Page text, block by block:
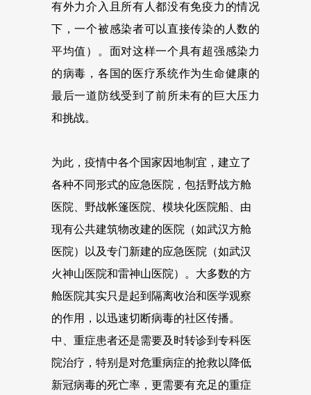
有外力介入且所有人都没有免疫力的情况
下，一个被感染者可以直接传染的人数的
平均值）。面对这样一个具有超强感染力
的病毒，各国的医疗系统作为生命健康的
最后一道防线受到了前所未有的巨大压力
和挑战。
为此，疫情中各个国家因地制宜，建立了
各种不同形式的应急医院，包括野战方舱
医院、野战帐篷医院、模块化医院船、由
现有公共建筑物改建的医院（如武汉方舱
医院）以及专门新建的应急医院（如武汉
火神山医院和雷神山医院）。大多数的方
舱医院其实只是起到隔离收治和医学观察
的作用，以迅速切断病毒的社区传播。
中、重症患者还是需要及时转诊到专科医
院治疗，特别是对危重病症的抢救以降低
新冠病毒的死亡率，更需要有充足的重症